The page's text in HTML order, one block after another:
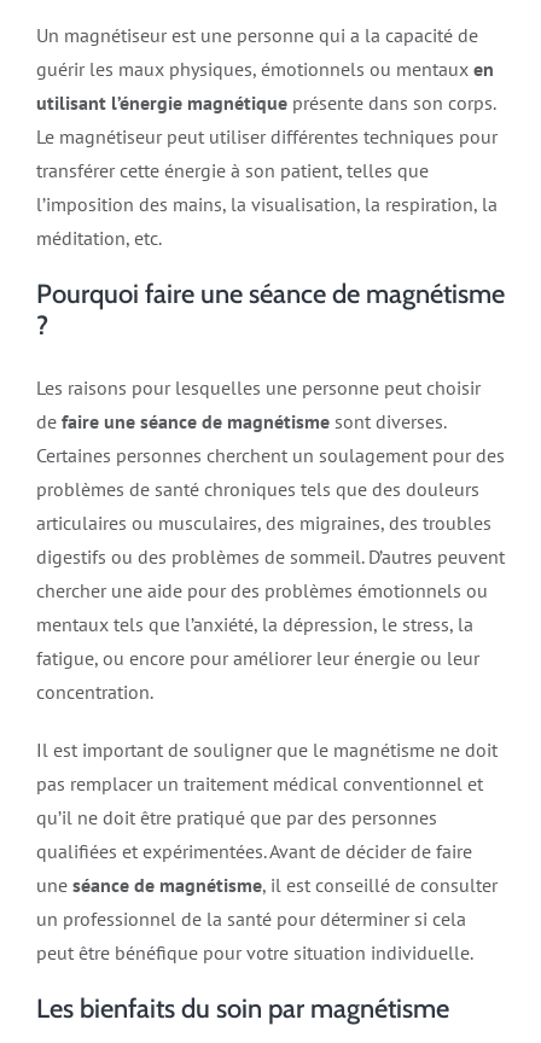
Un magnétiseur est une personne qui a la capacité de
guérir les maux physiques, émotionnels ou mentaux en
utilisant l’énergie magnétique présente dans son corps.
Le magnétiseur peut utiliser différentes techniques pour
transférer cette énergie à son patient, telles que
l’imposition des mains, la visualisation, la respiration, la
méditation, etc.
Pourquoi faire une séance de magnétisme
?
Les raisons pour lesquelles une personne peut choisir
de faire une séance de magnétisme sont diverses.
Certaines personnes cherchent un soulagement pour des
problèmes de santé chroniques tels que des douleurs
articulaires ou musculaires, des migraines, des troubles
digestifs ou des problèmes de sommeil. D’autres peuvent
chercher une aide pour des problèmes émotionnels ou
mentaux tels que l’anxiété, la dépression, le stress, la
fatigue, ou encore pour améliorer leur énergie ou leur
concentration.
Il est important de souligner que le magnétisme ne doit
pas remplacer un traitement médical conventionnel et
qu’il ne doit être pratiqué que par des personnes
qualifiées et expérimentées. Avant de décider de faire
une séance de magnétisme, il est conseillé de consulter
un professionnel de la santé pour déterminer si cela
peut être bénéfique pour votre situation individuelle.
Les bienfaits du soin par magnétisme